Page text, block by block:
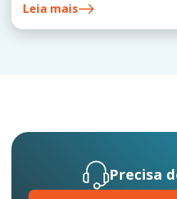
Leia mais
Precisa